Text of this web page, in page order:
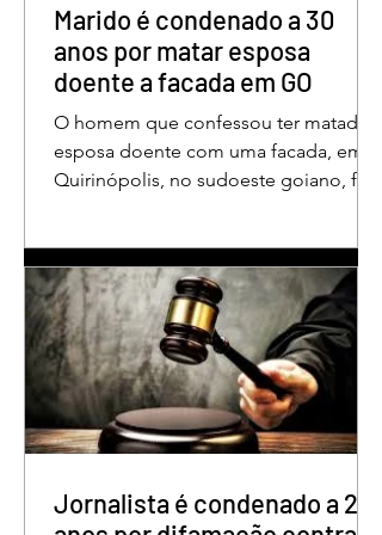
aos educadores muito mais do que
Marido é condenado a 30
anos por matar esposa
doente a facada em GO
O homem que confessou ter matado a
esposa doente com uma facada, em
Quirinópolis, no sudoeste goiano, foi
em outubro de 2025, na casa do casal.
À época, Cléria Rosa de Moraes se
recuperava de um Acidente Vascular
Cerebral (AVC) e estava em condição
de fragilidade física. De acordo com o
processo, Cléria foi morta com um
único golpe de faca no pescoço,
repousando, desferido pelo
Jornalista é condenado a 2